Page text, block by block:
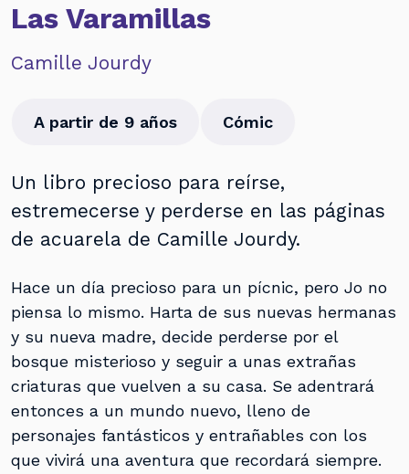
Las Varamillas
Camille Jourdy
A partir de 9 años Cómic
Un libro precioso para reírse,
estremecerse y perderse en las páginas
de acuarela de Camille Jourdy.
Hace un día precioso para un pícnic, pero Jo no
piensa lo mismo. Harta de sus nuevas hermanas
y su nueva madre, decide perderse por el
bosque misterioso y seguir a unas extrañas
criaturas que vuelven a su casa. Se adentrará
entonces a un mundo nuevo, lleno de
personajes fantásticos y entrañables con los
que vivirá una aventura que recordará siempre.